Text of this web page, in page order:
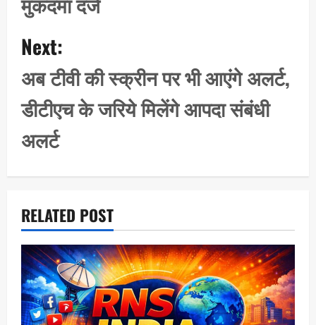
n
v
i
g
a
t
i
o
Next:
अब टीवी की स्क्रीन पर भी आएंगे अलर्ट,
डीटीएच के जरिये मिलेंगे आपदा संबंधी
अलर्ट
RELATED POST